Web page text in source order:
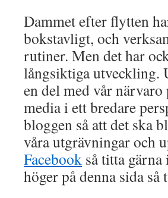
Dammet efter flytten
bokstavligt, och
rutiner. Men det har
långsiktiga utveckling.
en del med vår
media i ett bredare
bloggen så att det ska
våra utgrävningar och
Facebook så titta
höger på denna sida